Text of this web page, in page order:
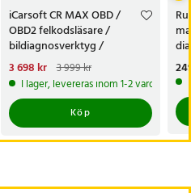
iCarsoft CR MAX OBD /
OBD2 felkodsläsare /
bildiagnosverktyg /
diagnosverktyg för bil
Nuvarande pris:
3 698 krTidigare pris:3 999 kr
3 698 kr 3 999 kr
I lager, levereras inom 1-2 vardagar
Köp